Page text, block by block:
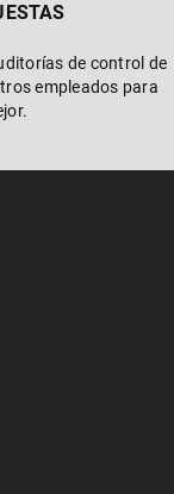
de control de
empleados para